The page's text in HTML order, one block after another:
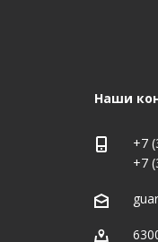
Наши
+7
+7